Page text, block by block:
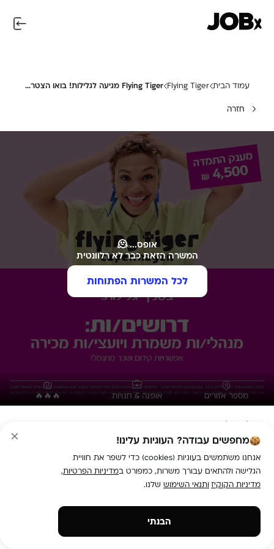
מחפשים עבודה? העוגיות עלינו!
אנחנו משתמשים בעוגיות (cookies) כדי לשפר את חוויית
הגלישה ולהתאים עבורך משרות, כמפורט במדיניות הפרטיות,
מדיניות הקוקיזותנאי השימוש שלנו.
הבנתי
עמוד הבית Flying Tiger Flying Tiger מגיעה לגלילות! בואו הצטרפו אלינו!
חזרה
אופס... 🫠
המשרה הזאת כבר לא רלוונטית
לכל המשרות הפתוחות
מספר אזורים אופנה & חנויות 🔥🔥🔥
Flying Tiger מגיעה לגלילות! בואו הצטרפו אלינו!
תיאור המשרה:במסגרת התפקיד: פתיחת/סגירה של הסניף,
עמידה ביעדי מכירות, ניהול רצפת מכירה תוך מתן שרות מקצועי
נכונות לעבודה במשמרות